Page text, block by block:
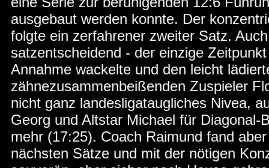
ausgebaut werden konnte. Der
folgte ein zerfahrener zweiter Satz.
satzentscheidend - der einzige
Annahme wackelte und den leicht
zähnezusammenbeißenden Zuspieler
nicht ganz landesligataugliches Nivea,
Georg und Altstar Michael für
mehr (17:25). Coach Raimund fand
nächsten Sätze und mit der nötigen